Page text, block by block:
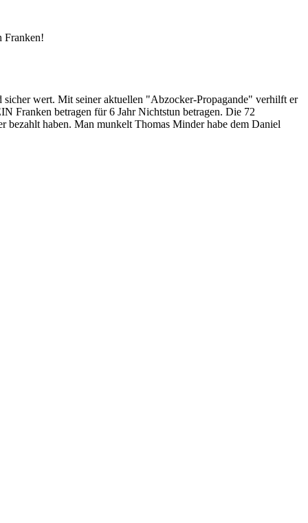
Franken!
sicher wert. Mit seiner aktuellen "Abzocker-Propagande" verhilft er
Franken betragen für 6 Jahr Nichtstun betragen. Die 72
haben. Man munkelt Thomas Minder habe dem Daniel